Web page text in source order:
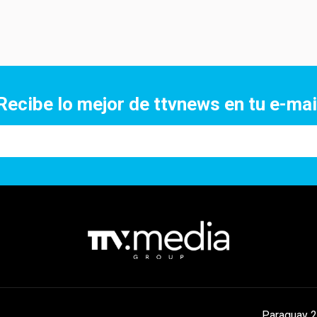
lo mejor de ttvnews en tu e-